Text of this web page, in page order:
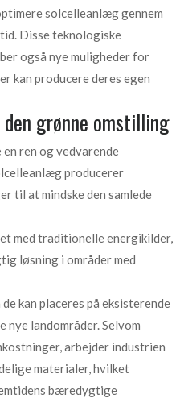
solcelleanlæg gennem
Disse teknologiske
også nye muligheder for
kan producere deres egen
grønne omstilling
ren og vedvarende
producerer
til at mindske den samlede
med traditionelle energikilder,
løsning i områder med
kan placeres på eksisterende
landområder. Selvom
arbejder industrien
materialer, hvilket
bæredygtige